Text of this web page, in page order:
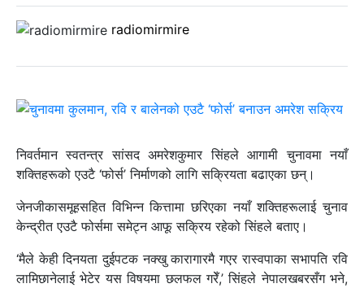
radiomirmire
निवर्तमान स्वतन्त्र सांसद अमरेशकुमार सिंहले आगामी चुनावमा नयाँ
शक्तिहरूको एउटै ‘फोर्स’ निर्माणको लागि सक्रियता बढाएका छन्।
जेनजीकासमूहसहित विभिन्न कित्तामा छरिएका नयाँ शक्तिहरूलाई चुनाव
केन्द्रीत एउटै फोर्समा समेट्न आफू सक्रिय रहेको सिंहले बताए।
‘मैले केही दिनयता दुईपटक नक्खु कारागारमै गएर रास्वपाका सभापति रवि
लामिछानेलाई भेटेर यस विषयमा छलफल गरेँ,’ सिंहले नेपालखबरसँग भने,